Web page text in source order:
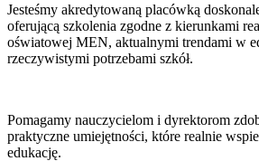
Jesteśmy akredytowaną placówką
oferującą szkolenia zgodne z kierunkami
oświatowej MEN, aktualnymi trendami w
rzeczywistymi potrzebami szkół.
Pomagamy nauczycielom i dyrektorom
praktyczne umiejętności, które realnie
edukację.